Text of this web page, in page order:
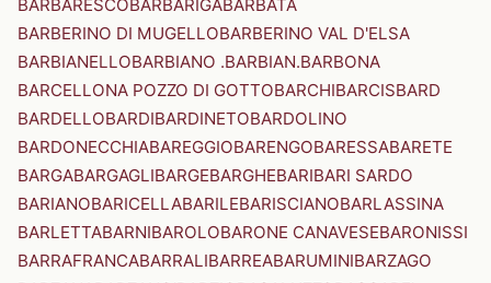
BARBARESCOBARBARIGABARBATA
BARBERINO DI MUGELLOBARBERINO VAL D'ELSA
BARBIANELLOBARBIANO .BARBIAN.BARBONA
BARCELLONA POZZO DI GOTTOBARCHIBARCISBARD
BARDELLOBARDIBARDINETOBARDOLINO
BARDONECCHIABAREGGIOBARENGOBARESSABARETE
BARGABARGAGLIBARGEBARGHEBARIBARI SARDO
BARIANOBARICELLABARILEBARISCIANOBARLASSINA
BARLETTABARNIBAROLOBARONE CANAVESEBARONISSI
BARRAFRANCABARRALIBARREABARUMINIBARZAGO